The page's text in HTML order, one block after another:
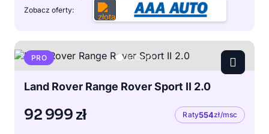
Zobacz oferty:
PRO
Land Rover Range Rover Sport II 2.0
92 999 zł Raty554zł/msc